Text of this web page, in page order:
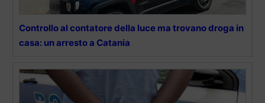
Controllo al contatore della luce ma trovano droga in
casa: un arresto a Catania